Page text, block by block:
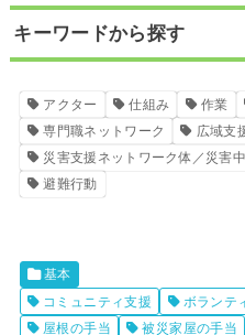
キーワードから探す
アクター 仕組み 作業
専門職ネットワーク
広域支
災害支援ネットワーク体／災害
避難行動
基本
コミュニティ支援
ボランテ
屋根の手当
被災家屋の手当